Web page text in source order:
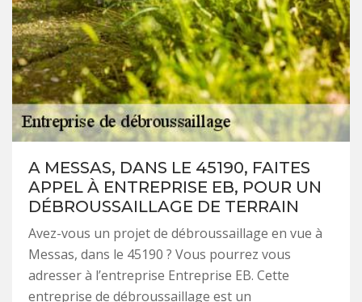
A MESSAS, DANS LE 45190, FAITES
APPEL À ENTREPRISE EB, POUR UN
DÉBROUSSAILLAGE DE TERRAIN
Avez-vous un projet de débroussaillage en vue à
Messas, dans le 45190 ? Vous pourrez vous
adresser à l’entreprise Entreprise EB. Cette
entreprise de débroussaillage est un